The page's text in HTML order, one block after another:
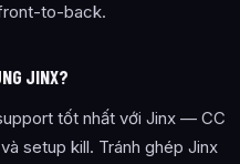
to-back.
JINX?
tốt nhất với Jinx — CC
setup kill. Tránh ghép Jinx